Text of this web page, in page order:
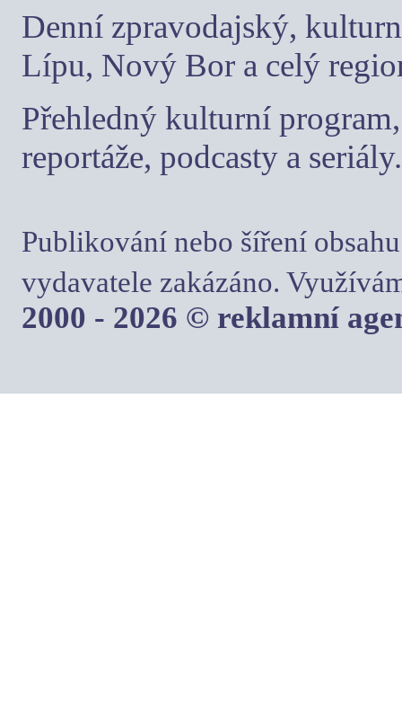
Denní zpravodajský,
Lípu, Nový Bor a celý
Přehledný kulturní
reportáže, podcasty a seriály.
Publikování nebo šíření
vydavatele zakázáno.
2000 - 2026 © reklamní